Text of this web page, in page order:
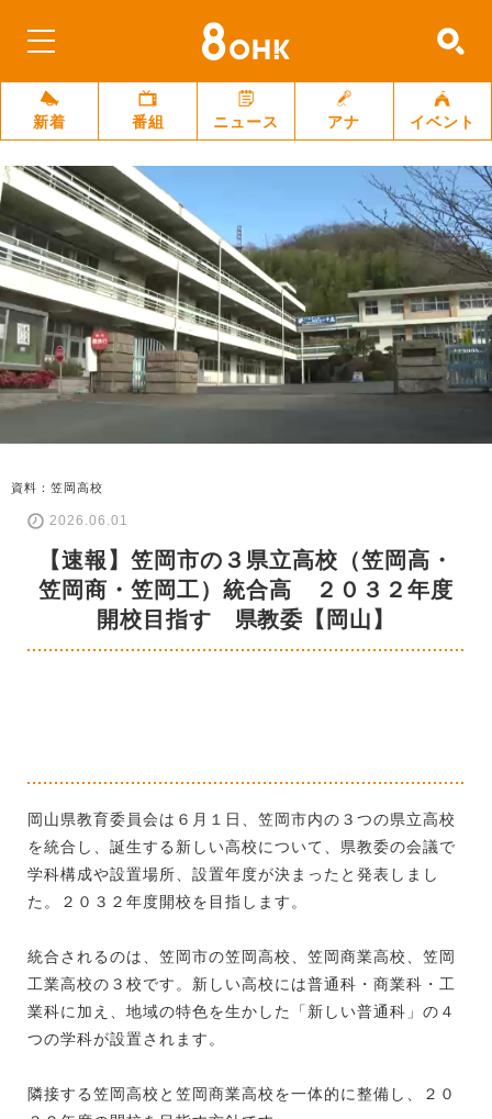
新着 番組 ニュース アナ イベント
資料：笠岡高校
2026.06.01
【速報】笠岡市の３県立高校（笠岡高・
笠岡商・笠岡工）統合高 ２０３２年度
開校目指す 県教委【岡山】
岡山県教育委員会は６月１日、笠岡市内の３つの県立高校
を統合し、誕生する新しい高校について、県教委の会議で
学科構成や設置場所、設置年度が決まったと発表しまし
た。２０３２年度開校を目指します。
統合されるのは、笠岡市の笠岡高校、笠岡商業高校、笠岡
工業高校の３校です。新しい高校には普通科・商業科・工
業科に加え、地域の特色を生かした「新しい普通科」の４
つの学科が設置されます。
隣接する笠岡高校と笠岡商業高校を一体的に整備し、２０